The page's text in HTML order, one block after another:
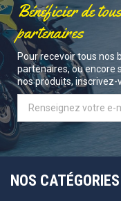
Bénéficier de
partenaires
Pour recevoir tous nos
partenaires, ou encore
nos produits, inscrivez-
NOS CATÉGORIES